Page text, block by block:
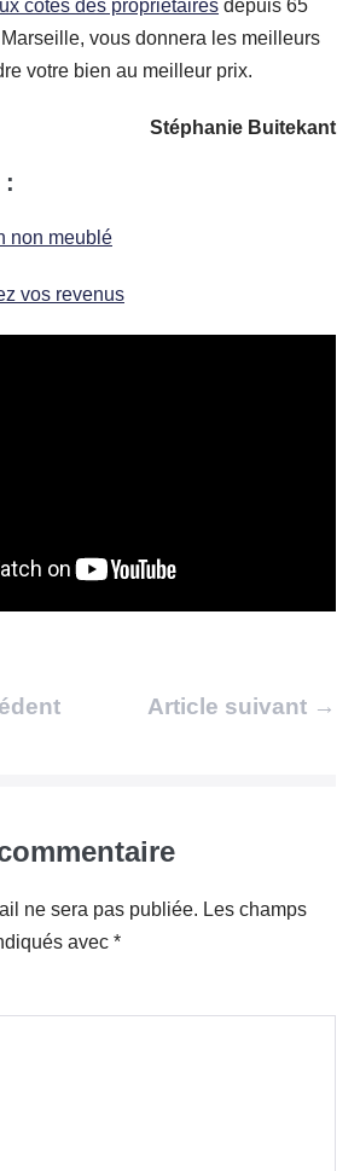
côtés des propriétaires depuis 65
vous donnera les meilleurs
votre bien au meilleur prix.
Stéphanie Buitekant
:
non meublé
vos revenus
Article suivant →
ne sera pas publiée. Les champs
avec *